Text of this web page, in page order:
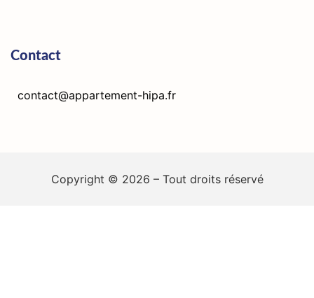
Contact
contact@appartement-hipa.fr
Copyright © 2026 – Tout droits réservé